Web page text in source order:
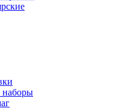
наборы